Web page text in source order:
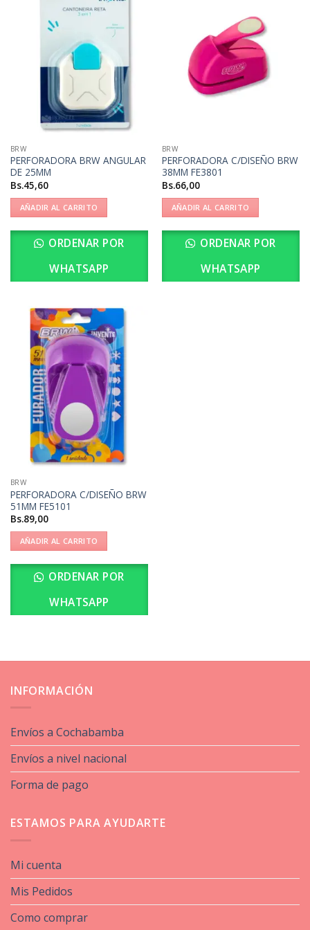
BRW
PERFORADORA BRW ANGULAR
DE 25MM
Bs.45,60
AÑADIR AL CARRITO
ORDENAR POR
WHATSAPP
BRW
PERFORADORA C/DISEÑO BRW
38MM FE3801
Bs.66,00
AÑADIR AL CARRITO
ORDENAR POR
WHATSAPP
BRW
PERFORADORA C/DISEÑO BRW
51MM FE5101
Bs.89,00
AÑADIR AL CARRITO
ORDENAR POR
WHATSAPP
INFORMACIÓN
Envíos a Cochabamba
Envíos a nivel nacional
Forma de pago
ESTAMOS PARA AYUDARTE
Mi cuenta
Mis Pedidos
Como comprar